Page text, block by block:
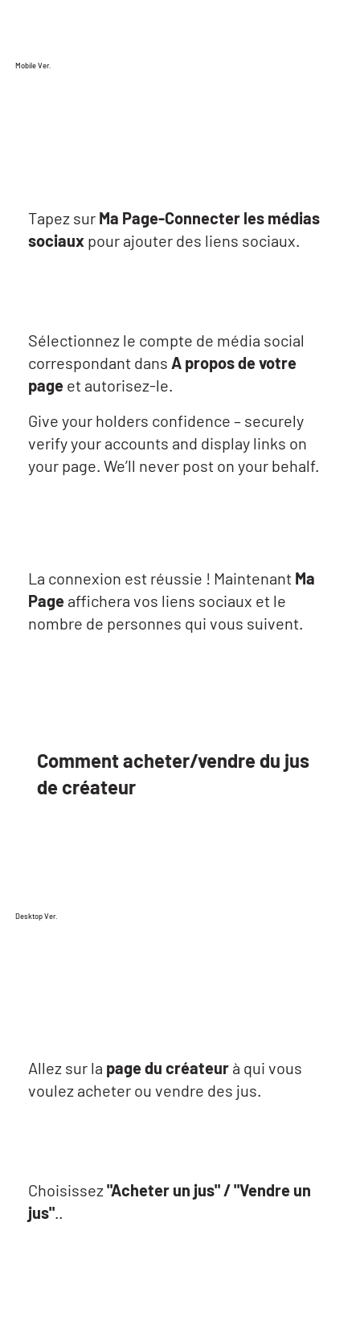
Mobile Ver.
Tapez sur Ma Page-Connecter les médias
sociaux pour ajouter des liens sociaux.
Sélectionnez le compte de média social
correspondant dans A propos de votre
page et autorisez-le.
Give your holders confidence – securely
verify your accounts and display links on
your page. We’ll never post on your behalf.
La connexion est réussie ! Maintenant Ma
Page affichera vos liens sociaux et le
nombre de personnes qui vous suivent.
Comment acheter/vendre du jus
de créateur
Desktop Ver.
Allez sur la page du créateur à qui vous
voulez acheter ou vendre des jus.
Choisissez"Acheter un jus" / "Vendre un
jus"..